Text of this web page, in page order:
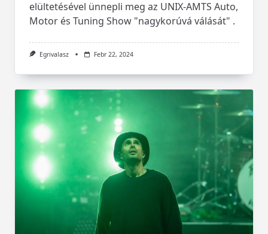
elültetésével ünnepli meg az UNIX-AMTS Auto,
Motor és Tuning Show "nagykorúvá válását" .
Egrivalasz Febr 22, 2024